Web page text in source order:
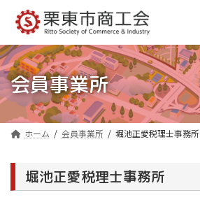
ン
ツ
へ
ス
キ
ッ
ー
シ
ョ
ン
に
移
会員事業所
ホーム 会員事業所 堀池正愛税理士事務所
堀池正愛税理士事務所